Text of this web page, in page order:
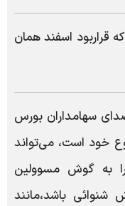
۱۴۰۲ رو که قراربود اسفند همان
سهامداران بورس
خود است، می‌تواند
به گوش مسوولین
شنوائی باشد،مانند